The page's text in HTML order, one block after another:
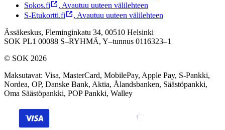
Sokos.fi
, Avautuu uuteen välilehteen
S-Etukortti.fi
, Avautuu uuteen välilehteen
Ässäkeskus, Fleminginkatu 34, 00510 Helsinki
SOK PL1 00088 S–RYHMÄ, Y–tunnus 0116323–1
© SOK 2026
Maksutavat: Visa, MasterCard, MobilePay, Apple Pay, S-Pankki,
Nordea, OP, Danske Bank, Aktia, Ålandsbanken, Säästöpankki,
Oma Säästöpankki, POP Pankki, Walley